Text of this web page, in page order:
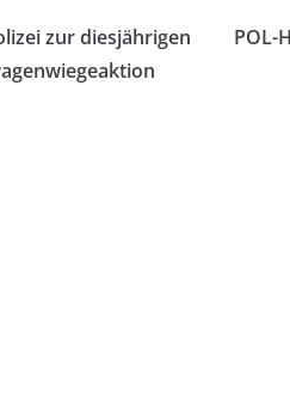
zur diesjährigen
POL-